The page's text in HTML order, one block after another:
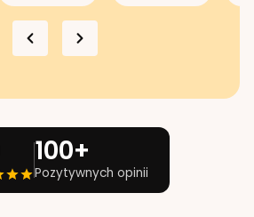
100+
Pozytywnych opinii